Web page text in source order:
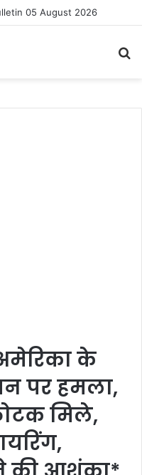
05 August 2026
अमेरिका के
पर हमला,
मिले,